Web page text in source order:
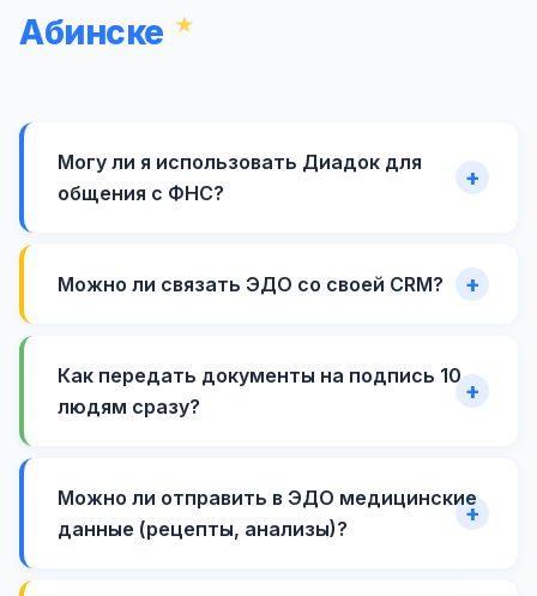
Абинске
Могу ли я использовать Диадок для
общения с ФНС?
Можно ли связать ЭДО со своей CRM?
Как передать документы на подпись 10
людям сразу?
Можно ли отправить в ЭДО медицинские
данные (рецепты, анализы)?